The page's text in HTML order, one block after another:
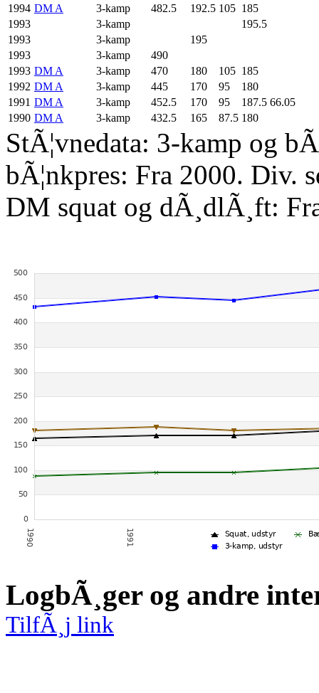
1994 DM A 3-kamp 482.5 192.5 105 185
1993
3-kamp
195.5
1993
3-kamp
195
1993
3-kamp
490
1993 DM A 3-kamp 470 180 105 185
1992 DM A 3-kamp 445 170 95
180
1991 DM A 3-kamp 452.5 170 95 187.5 66.05
1990 DM A 3-kamp 432.5 165 87.5 180
StÃ¦vnedata: 3-kamp og
bÃ¦nkpres: Fra 2000. Div.
DM squat og dÃ¸dlÃ¸ft:
LogbÃ¸ger og andre
TilfÃ¸j link